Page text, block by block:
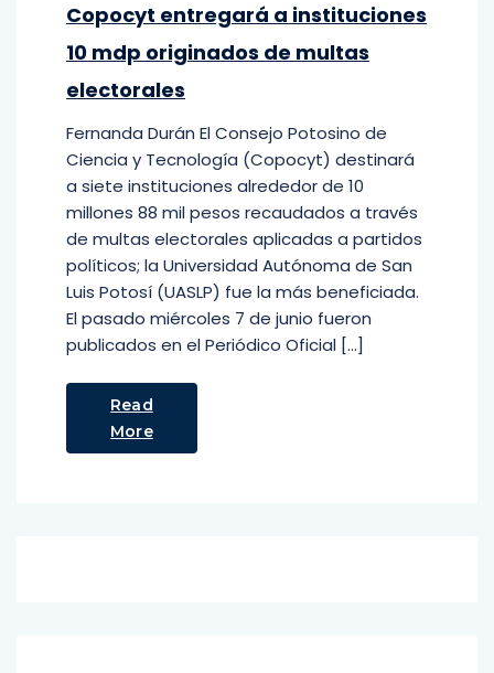
Copocyt entregará a instituciones
10 mdp originados de multas
electorales
Fernanda Durán El Consejo Potosino de
Ciencia y Tecnología (Copocyt) destinará
a siete instituciones alrededor de 10
millones 88 mil pesos recaudados a través
de multas electorales aplicadas a partidos
políticos; la Universidad Autónoma de San
Luis Potosí (UASLP) fue la más beneficiada.
El pasado miércoles 7 de junio fueron
publicados en el Periódico Oficial […]
Read
More